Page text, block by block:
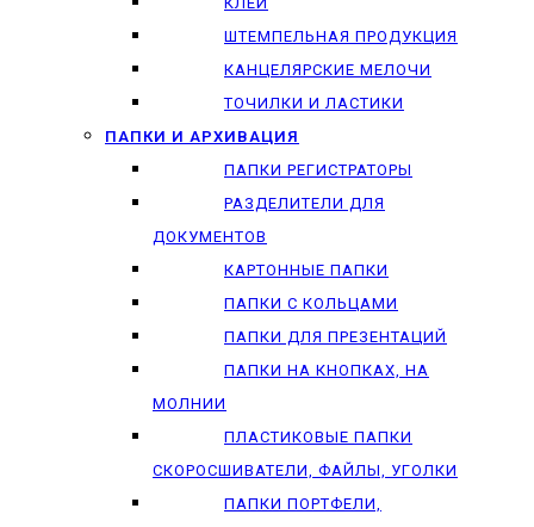
ШТЕМПЕЛЬНАЯ ПРОДУКЦИЯ
КАНЦЕЛЯРСКИЕ МЕЛОЧИ
ТОЧИЛКИ И ЛАСТИКИ
ПАПКИ И АРХИВАЦИЯ
ПАПКИ РЕГИСТРАТОРЫ
РАЗДЕЛИТЕЛИ ДЛЯ
ДОКУМЕНТОВ
КАРТОННЫЕ ПАПКИ
ПАПКИ С КОЛЬЦАМИ
ПАПКИ ДЛЯ ПРЕЗЕНТАЦИЙ
ПАПКИ НА КНОПКАХ, НА
МОЛНИИ
ПЛАСТИКОВЫЕ ПАПКИ
СКОРОСШИВАТЕЛИ, ФАЙЛЫ, УГОЛКИ
ПАПКИ ПОРТФЕЛИ,